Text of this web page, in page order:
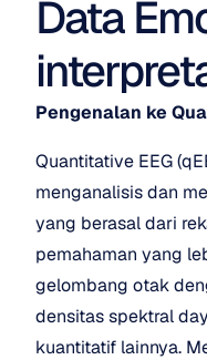
Data
Pengenalan ke
Quantitative EEG
menganalisis dan
yang berasal dari
pemahaman yang
gelombang otak
densitas spektral
kuantitatif lainnya.